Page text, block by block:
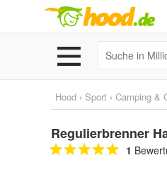
Hood › Sport › Camping &
Regulierbrenner
1